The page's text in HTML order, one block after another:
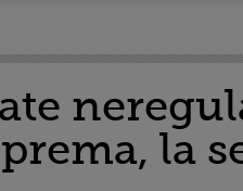
la